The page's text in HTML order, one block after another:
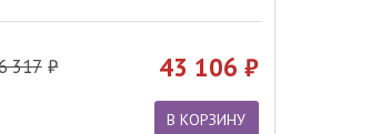
317 43 106
В КОРЗИНУ